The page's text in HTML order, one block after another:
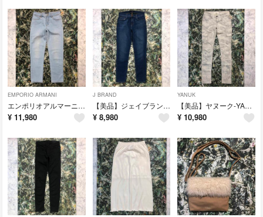
EMPORIO ARMANI
エンポリオアルマーニ-EMPORIO ARMANI JOURDAN-スリムデニム
¥ 11,980
J BRAND
【美品】ジェイブランド-J BRAND-スキニー デニム
¥ 8,980
YANUK
【美品】ヤヌーク-YANUK-カーゴスキニー パンツ
¥ 10,980